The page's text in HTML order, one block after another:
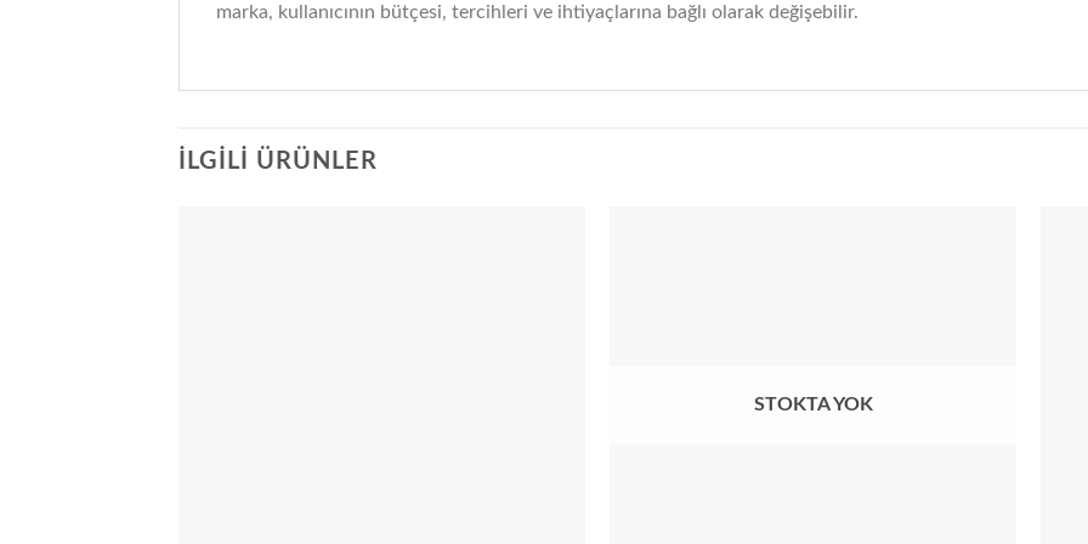
marka, kullanıcının bütçesi, tercihleri ve ihtiyaçlarına bağlı olarak değişebilir.
İLGILI ÜRÜNLER
STOKTA YOK